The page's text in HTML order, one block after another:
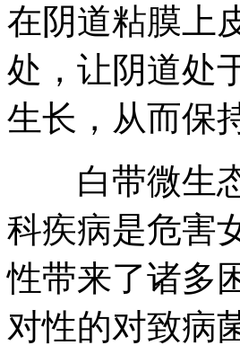
在阴道粘膜上
处，让阴道处
生长，从而保
白带微生态
科疾病是危害
性带来了诸多
对性的对致病